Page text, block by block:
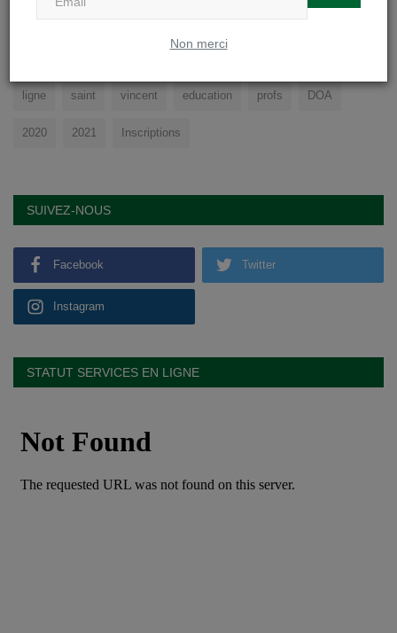
Non merci
TAGS
ligne saint vincent education profs DOA
2020 2021 Inscriptions
SUIVEZ-NOUS
Facebook Twitter
Instagram
STATUT SERVICES EN LIGNE